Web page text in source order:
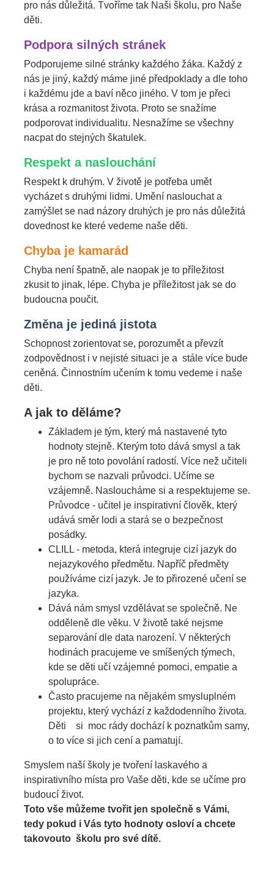
pro nás důležitá. Tvoříme tak Naši školu, pro Naše
děti.
Podpora silných stránek
Podporujeme silné stránky každého žáka. Každý z
nás je jiný, každý máme jiné předpoklady a dle toho
i každému jde a baví něco jiného. V tom je přeci
krása a rozmanitost života. Proto se snažíme
podporovat individualitu. Nesnažíme se všechny
nacpat do stejných škatulek.
Respekt a naslouchání
Respekt k druhým. V životě je potřeba umět
vycházet s druhými lidmi. Umění naslouchat a
zamýšlet se nad názory druhých je pro nás důležitá
dovednost ke které vedeme naše děti.
Chyba je kamarád
Chyba není špatně, ale naopak je to příležitost
zkusit to jinak, lépe. Chyba je příležitost jak se do
budoucna poučit.
Změna je jediná jistota
Schopnost zorientovat se, porozumět a převzít
zodpovědnost i v nejisté situaci je a stále více bude
ceněná. Činnostním učením k tomu vedeme i naše
děti.
A jak to děláme?
Základem je tým, který má nastavené tyto
hodnoty stejně. Kterým toto dává smysl a tak
je pro ně toto povolání radostí. Více než učiteli
bychom se nazvali průvodci. Učíme se
vzájemně. Nasloucháme si a respektujeme se.
Průvodce - učitel je inspirativní člověk, který
udává směr lodi a stará se o bezpečnost
posádky.
CLILL - metoda, která integruje cizí jazyk do
nejazykového předmětu. Napříč předměty
používáme cizí jazyk. Je to přirozené učení se
jazyka.
Dává nám smysl vzdělávat se společně. Ne
odděleně dle věku. V životě také nejsme
separování dle data narození. V některých
hodinách pracujeme ve smíšených týmech,
kde se děti učí vzájemné pomoci, empatie a
spolupráce.
Často pracujeme na nějakém smysluplném
projektu, který vychází z každodenního života.
Děti si moc rády dochází k poznatkům samy,
o to více si jich cení a pamatují.
Smyslem naší školy je tvoření laskavého a
inspirativního místa pro Vaše děti, kde se učíme pro
budoucí život.
Toto vše můžeme tvořit jen společně s Vámi,
tedy pokud i Vás tyto hodnoty osloví a chcete
takovouto školu pro své dítě.